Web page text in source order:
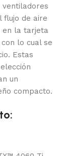
ventiladores
flujo de aire
en la tarjeta
lo cual se
Estas
un
compacto.